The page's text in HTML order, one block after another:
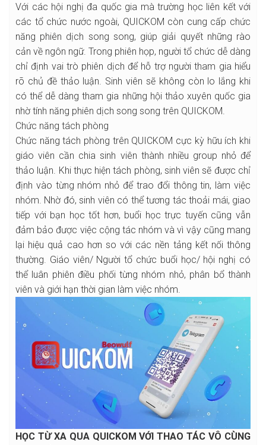
Với các hội nghị đa quốc gia mà trường học liên kết với
các tổ chức nước ngoài, QUICKOM còn cung cấp chức
năng phiên dịch song song, giúp giải quyết những rào
cản về ngôn ngữ. Trong phiên họp, người tổ chức dễ dàng
chỉ định vai trò phiên dịch để hỗ trợ người tham gia hiểu
rõ chủ đề thảo luận. Sinh viên sẽ không còn lo lắng khi
có thể dễ dàng tham gia những hội thảo xuyên quốc gia
nhờ tính năng phiên dịch song song trên QUICKOM.
Chức năng tách phòng
Chức năng tách phòng trên QUICKOM cực kỳ hữu ích khi
giáo viên cần chia sinh viên thành nhiều group nhỏ để
thảo luận. Khi thực hiện tách phòng, sinh viên sẽ được chỉ
định vào từng nhóm nhỏ để trao đổi thông tin, làm việc
nhóm. Nhờ đó, sinh viên có thể tương tác thoải mái, giao
tiếp với bạn học tốt hơn, buổi học trực tuyến cũng vẫn
đảm bảo được việc cộng tác nhóm và vì vậy cũng mang
lại hiệu quả cao hơn so với các nền tảng kết nối thông
thường. Giáo viên/ Người tổ chức buổi học/ hội nghị có
thể luân phiên điều phối từng nhóm nhỏ, phân bổ thành
viên và giới hạn thời gian làm việc nhóm.
HỌC TỪ XA QUA QUICKOM VỚI THAO TÁC VÔ CÙNG